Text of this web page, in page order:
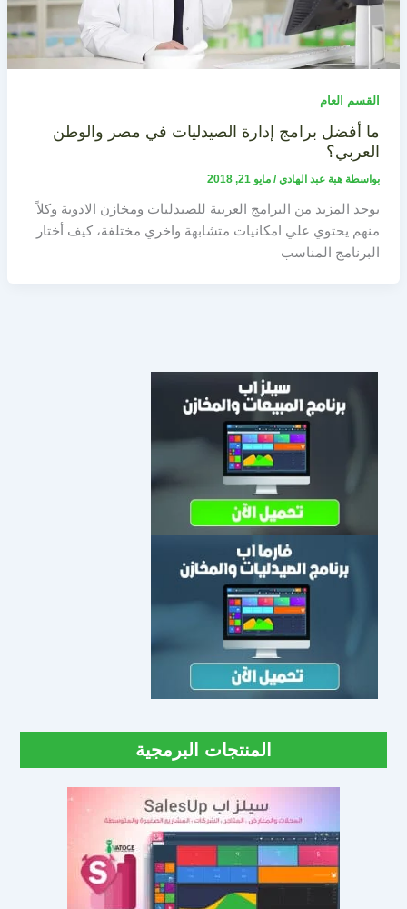
القسم العام
ما أفضل برامج إدارة الصيدليات في مصر والوطن
العربي؟
بواسطة هبة عبد الهادي/ مايو 21, 2018
يوجد المزيد من البرامج العربية للصيدليات ومخازن الادوية وكلاً
منهم يحتوي علي امكانيات متشابهة واخري مختلفة، كيف أختار
البرنامج المناسب
المنتجات البرمجية